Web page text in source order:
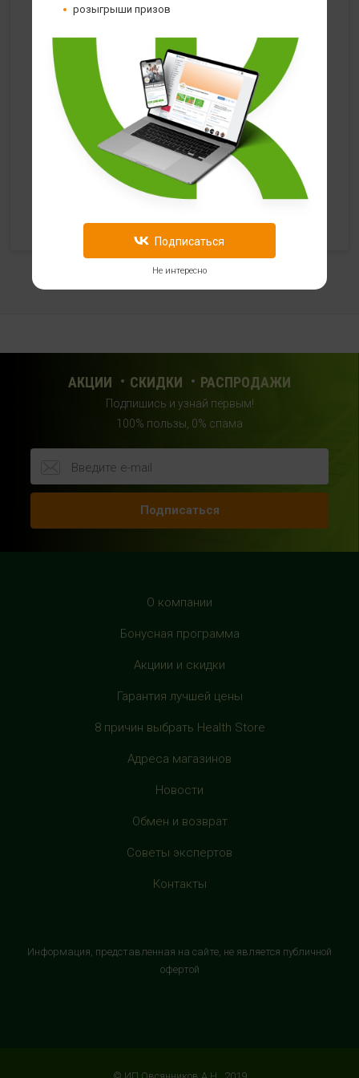
с 10:00 до 22:00 (без выходных)
HealthStore в ТРЦ "Ковров-Молл"
г. Ковров, ул. Лопатина 7а, второй этаж, слева от
магазина "СпортМастер"
+ 7 (903) 645-25-85
с 10:00 до 21:00 (без выходных)
HealthStore + ФИТНЕС-БАР в ТРЦ "Красный кит"
г. Мытищи, Шараповский проезд, вл. 2, третий этаж,
HealthStore в ТРЦ "Саларис"
+7 (963) 682-32- 02
с 10:00 до 22:00 (без выходных)
HealthStore в ТРЦ "Райкин Плаза"
+7 (963) 682-31-94
с 10:00 до 22:00 (без выходных)
HealthStore в ТРЦ "Филион"
рядом с фуд-кортом
магазином "М.Видео"
г. Домодедово, Каширское шоссе, 3А, второй этаж, рядом
с кинотеатром "Матрица"
АКЦИИ СКИДКИ РАСПРОДАЖИ
Подпишись и узнай первым!
100% пользы, 0% спама
Подписаться
О компании
Бонусная программа
Акциии и скидки
Гарантия лучшей цены
8 причин выбрать Health Store
Адреса магазинов
Новости
Обмен и возврат
Советы экспертов
Контакты
Информация, представленная на сайте, не является публичной
офертой
розыгрыши призов
Подписаться
Не интересно